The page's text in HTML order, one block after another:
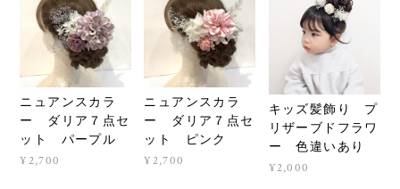
ニュアンスカラ
ー ダリア７点セ
ット パープル
¥2,700
ニュアンスカラ
ー ダリア７点セ
ット ピンク
¥2,700
キッズ髪飾り プ
リザーブドフラワ
ー 色違いあり
¥2,000